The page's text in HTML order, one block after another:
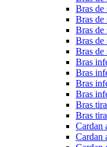
Bras de
Bras de
Bras de
Bras de
Bras de
Bras
Bras
Bras
Bras
Bras
Bras
Cardan
Cardan